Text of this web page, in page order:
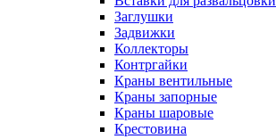
Заглушки
Задвижки
Коллекторы
Контргайки
Краны вентильные
Краны запорные
Краны шаровые
Крестовина